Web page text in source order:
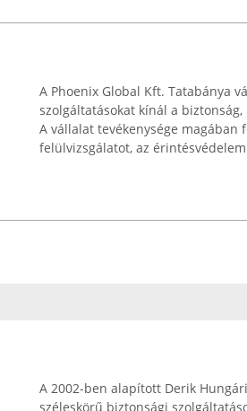
A Phoenix Global Kft. Tatabánya
szolgáltatásokat kínál a
A vállalat tevékenysége
felülvizsgálatot, az
A 2002-ben alapított Derik
széleskörű biztonsági